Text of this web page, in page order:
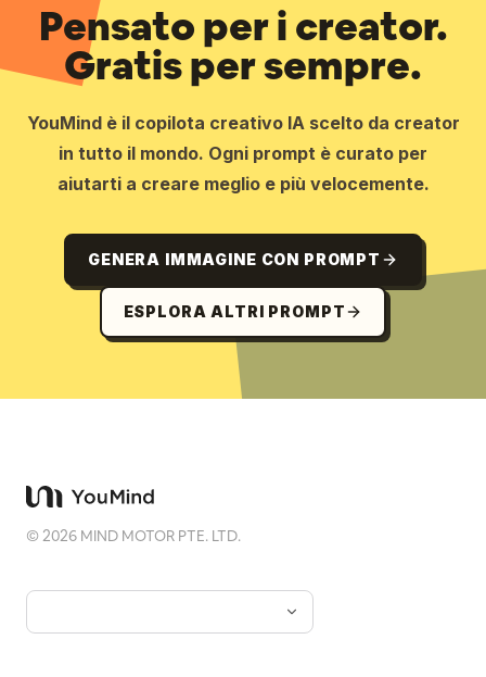
Pensato per i creator.
Gratis per sempre.
YouMind è il copilota creativo IA scelto da creator
in tutto il mondo. Ogni prompt è curato per
aiutarti a creare meglio e più velocemente.
GENERA IMMAGINE CON PROMPT
ESPLORA ALTRI PROMPT
©2026 MIND MOTOR PTE. LTD.